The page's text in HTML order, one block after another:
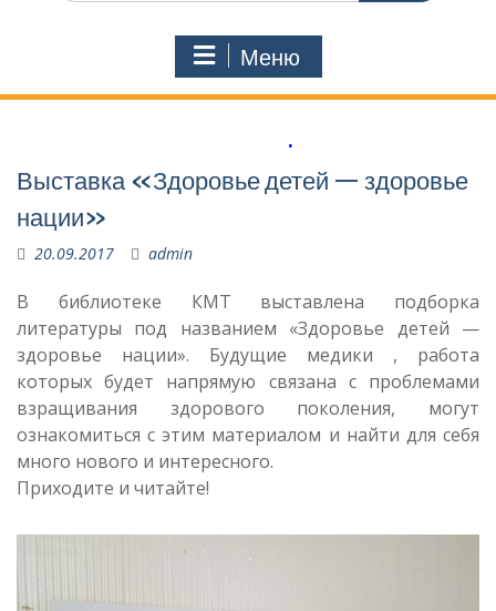
Меню
Выставка «Здоровье детей — здоровье
нации»
20.09.2017 admin
В библиотеке КМТ выставлена подборка
литературы под названием «Здоровье детей —
здоровье нации». Будущие медики , работа
которых будет напрямую связана с проблемами
взращивания здорового поколения, могут
ознакомиться с этим материалом и найти для себя
много нового и интересного.
Приходите и читайте!